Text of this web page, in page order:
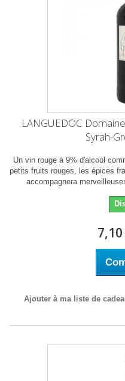
LANGUEDOC
Syrah-
Un vin rouge à 9% d'alcool
petits fruits rouges, les épices
accompagnera
Ajouter à ma liste de